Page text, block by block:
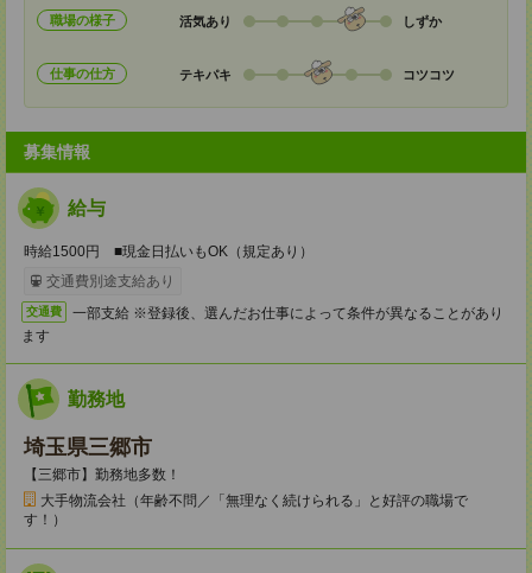
職場の様子 活気あり しずか
仕事の仕方 テキパキ コツコツ
募集情報
給与
時給1500円 ■現金日払いもOK（規定あり）
交通費別途支給あり
交通費
一部支給 ※登録後、選んだお仕事によって条件が異なることがあり
ます
勤務地
埼玉県三郷市
【三郷市】勤務地多数！
大手物流会社（年齢不問／「無理なく続けられる」と好評の職場で
す！）